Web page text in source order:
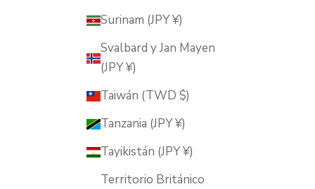
Surinam (JPY ¥)
Svalbard y Jan Mayen
(JPY ¥)
Taiwán (TWD $)
Tanzania (JPY ¥)
Tayikistán (JPY ¥)
Territorio Británico